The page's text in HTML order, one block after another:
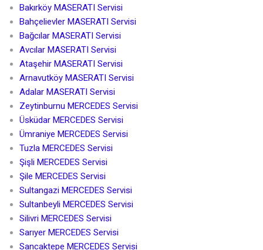
Bakırköy MASERATI Servisi
Bahçelievler MASERATI Servisi
Bağcılar MASERATI Servisi
Avcılar MASERATI Servisi
Ataşehir MASERATI Servisi
Arnavutköy MASERATI Servisi
Adalar MASERATI Servisi
Zeytinburnu MERCEDES Servisi
Üsküdar MERCEDES Servisi
Ümraniye MERCEDES Servisi
Tuzla MERCEDES Servisi
Şişli MERCEDES Servisi
Şile MERCEDES Servisi
Sultangazi MERCEDES Servisi
Sultanbeyli MERCEDES Servisi
Silivri MERCEDES Servisi
Sarıyer MERCEDES Servisi
Sancaktepe MERCEDES Servisi